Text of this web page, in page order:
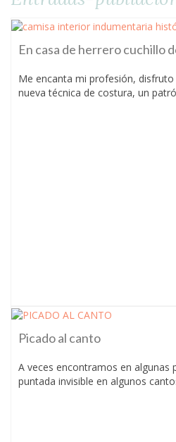
En casa de herrero cuchillo
Me encanta mi profesión,
nueva técnica de costura, un
Picado al canto
A veces encontramos en algunas
puntada invisible en algunos